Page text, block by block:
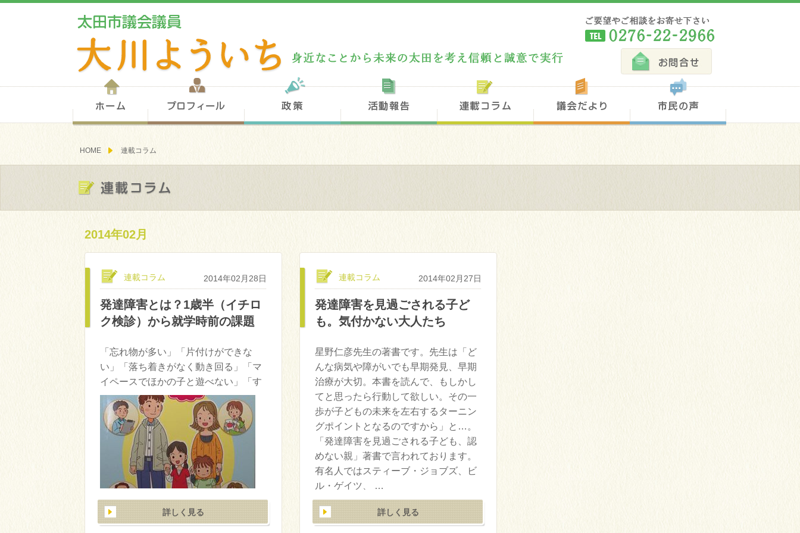
プロフィール 連載コラム 議会だより
HOME 連載コラム
2014年02月
連載コラム 2014年02月28日
発達障害とは？1歳半（イチロ
ク検診）から就学時前の課題
「忘れ物が多い」「片付けができな
い」「落ち着きがなく動き回る」「マ
イペースでほかの子と遊べない」「す
ぐにかんしゃくを起こす」「同じ遊び
を飽きもせず繰り返す」、このような
言動がみられ、おかしいな？と思うよ
うなら発達障害の可能性があるようで
す。 代表的な発達障害には
①ADHD（注意欠陥・多動性障害）注
意が散漫になりやすく、 …
詳しく見る
連載コラム 2014年02月27日
発達障害を見過ごされる子ど
も。気付かない大人たち
星野仁彦先生の著書です。先生は「ど
んな病気や障がいでも早期発見、早期
治療が大切。本書を読んで、もしかし
てと思ったら行動して欲しい。その一
歩が子どもの未来を左右するターニン
グポイントとなるのですから」と…。
「発達障害を見過ごされる子ども、認
めない親」著書で言われております。
有名人ではスティーブ・ジョブズ、ビ
ル・ゲイツ、 …
詳しく見る